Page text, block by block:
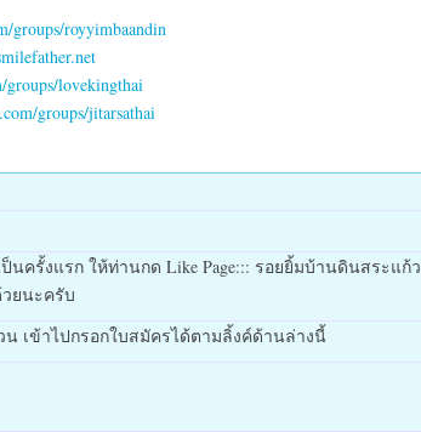
groups/royyimbaandin
groups/lovekingthai
groups/jitarsathai
ครั้งแรก ให้ท่านกด Like Page::: รอยยิ้มบ้านดินสระแก้ว
ยนะครับ
เข้าไปกรอกใบสมัครได้ตามลิ้งค์ด้านล่างนี้